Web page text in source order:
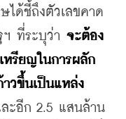
ได้ชี้ถึงตัวเลขคาด
ที่ระบุว่า จะต้อง
หรียญในการผลัก
วขึ้นเป็นแหล่ง
ะอีก 2.5 แสนล้าน